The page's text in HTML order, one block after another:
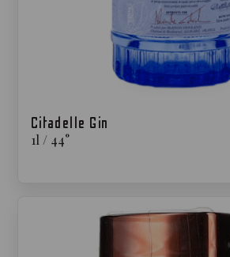
Citadelle Gin
1l / 44°